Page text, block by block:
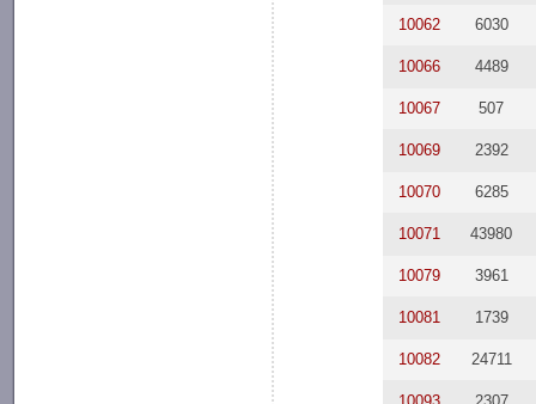
10062 6030
10066 4489
10067 507
10069 2392
10070 6285
10071 43980
10079 3961
10081 1739
10082 24711